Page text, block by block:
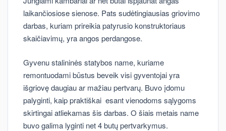
laikančiosiose sienose. Pats sudėtingiausias griovimo
darbas, kuriam prireikia patyrusio konstruktoriaus
skaičiavimų, yra angos perdangose.
Gyvenu stalininės statybos name, kuriame
remontuodami būstus beveik visi gyventojai yra
išgriovę daugiau ar mažiau pertvarų. Buvo įdomu
palyginti, kaip praktiškai esant vienodoms sąlygoms
skirtingai atliekamas šis darbas. O šiais metais name
buvo galima lyginti net 4 butų pertvarkymus.